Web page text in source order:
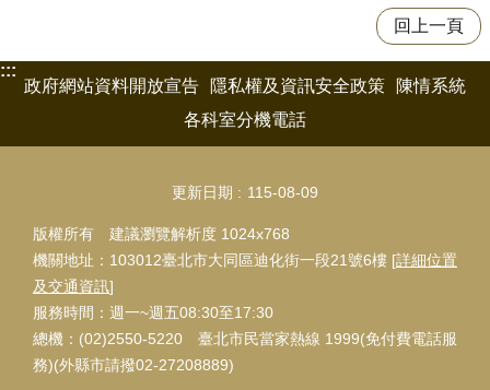
回上一頁
:::
政府網站資料開放宣告
隱私權及資訊安全政策
陳情系統
各科室分機電話
更新日期 115-08-09
版權所有 建議瀏覽解析度 1024x768
機關地址：103012臺北市大同區迪化街一段21號6樓 [詳細位置
及交通資訊]
服務時間：週一~週五08:30至17:30
總機：(02)2550-5220 臺北市民當家熱線 1999(免付費電話服
務)(外縣市請撥02-27208889)